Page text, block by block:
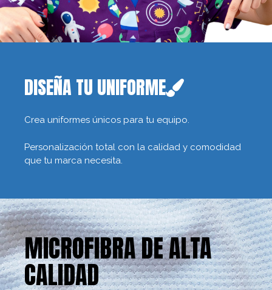
DISEÑA TU UNIFORME
Crea uniformes únicos para tu equipo.
Personalización total con la calidad y comodidad
que tu marca necesita.
MICROFIBRA DE ALTA
CALIDAD